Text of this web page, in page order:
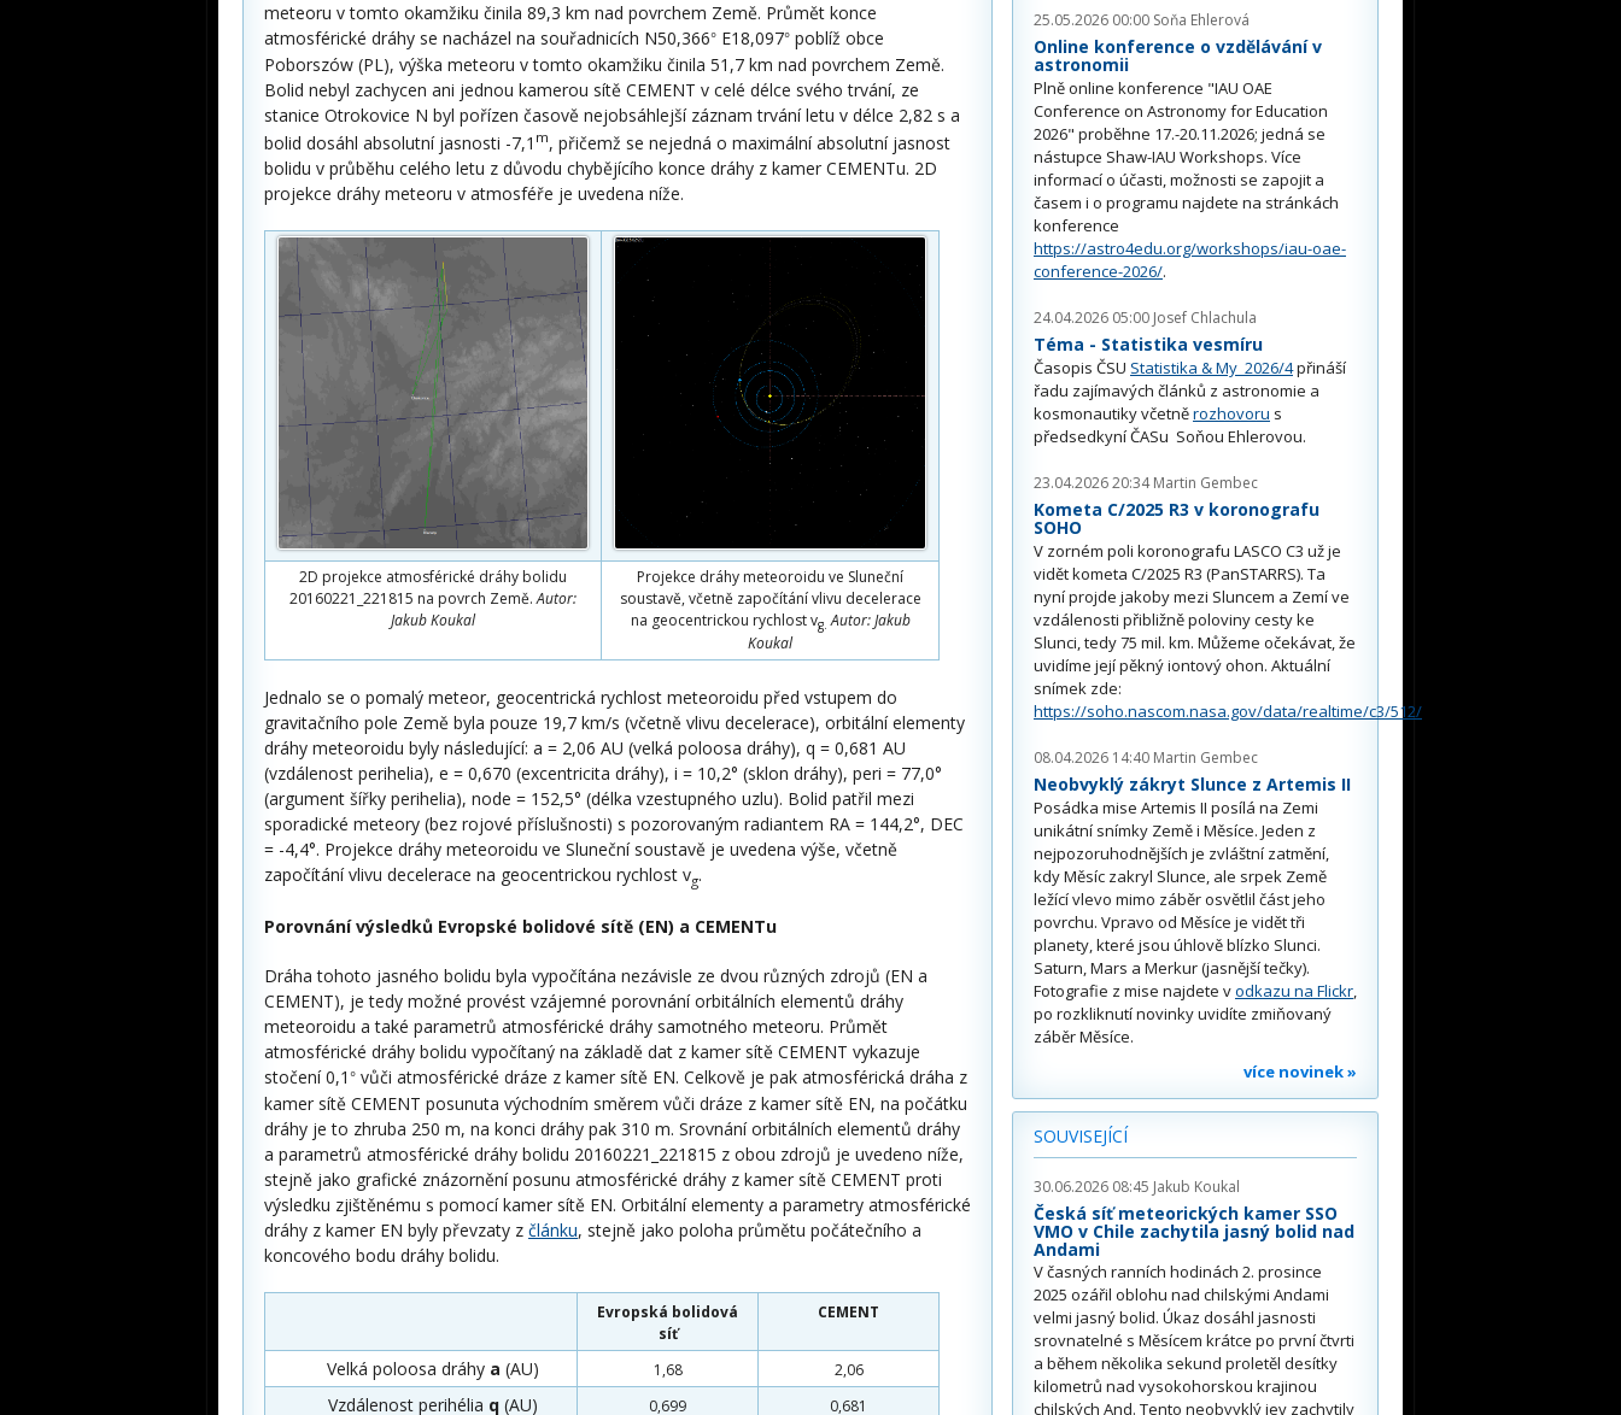
meteoru v tomto okamžiku činila 89,3 km nad povrchem Země. Průmět konce
atmosférické dráhy se nacházel na souřadnicích N50,366° E18,097° poblíž obce
Poborszów (PL), výška meteoru v tomto okamžiku činila 51,7 km nad povrchem Země.
Bolid nebyl zachycen ani jednou kamerou sítě CEMENT v celé délce svého trvání, ze
stanice Otrokovice N byl pořízen časově nejobsáhlejší záznam trvání letu v délce 2,82 s a
bolid dosáhl absolutní jasnosti -7,1 m, přičemž se nejedná o maximální absolutní jasnost
bolidu v průběhu celého letu z důvodu chybějícího konce dráhy z kamer CEMENTu. 2D
projekce dráhy meteoru v atmosféře je uvedena níže.
2D projekce atmosférické dráhy bolidu
20160221_221815 na povrch Země.Autor:
Jakub Koukal
Projekce dráhy meteoroidu ve Sluneční
soustavě, včetně započítání vlivu decelerace
na geocentrickou rychlost vg.Autor: Jakub
Koukal
Jednalo se o pomalý meteor, geocentrická rychlost meteoroidu před vstupem do
gravitačního pole Země byla pouze 19,7 km/s (včetně vlivu decelerace), orbitální elementy
dráhy meteoroidu byly následující: a = 2,06 AU (velká poloosa dráhy), q = 0,681 AU
(vzdálenost perihelia), e = 0,670 (excentricita dráhy), i = 10,2° (sklon dráhy), peri = 77,0°
(argument šířky perihelia), node = 152,5° (délka vzestupného uzlu). Bolid patřil mezi
sporadické meteory (bez rojové příslušnosti) s pozorovaným radiantem RA = 144,2°, DEC
= -4,4°. Projekce dráhy meteoroidu ve Sluneční soustavě je uvedena výše, včetně
započítání vlivu decelerace na geocentrickou rychlost vg.
Porovnání výsledků Evropské bolidové sítě (EN) a CEMENTu
Dráha tohoto jasného bolidu byla vypočítána nezávisle ze dvou různých zdrojů (EN a
CEMENT), je tedy možné provést vzájemné porovnání orbitálních elementů dráhy
meteoroidu a také parametrů atmosférické dráhy samotného meteoru. Průmět
atmosférické dráhy bolidu vypočítaný na základě dat z kamer sítě CEMENT vykazuje
stočení 0,1 ° vůči atmosférické dráze z kamer sítě EN. Celkově je pak atmosférická dráha z
kamer sítě CEMENT posunuta východním směrem vůči dráze z kamer sítě EN, na počátku
dráhy je to zhruba 250 m, na konci dráhy pak 310 m. Srovnání orbitálních elementů dráhy
a parametrů atmosférické dráhy bolidu 20160221_221815 z obou zdrojů je uvedeno níže,
stejně jako grafické znázornění posunu atmosférické dráhy z kamer sítě CEMENT proti
výsledku zjištěnému s pomocí kamer sítě EN. Orbitální elementy a parametry atmosférické
dráhy z kamer EN byly převzaty z článku, stejně jako poloha průmětu počátečního a
koncového bodu dráhy bolidu.
Evropská bolidová
síť
CEMENT
Velká poloosa dráhy a (AU) 1,68 2,06
Vzdálenost perihélia q (AU) 0,699 0,681
25.05.2026 00:00 Soňa Ehlerová
Online konference o vzdělávání v
astronomii
Plně online konference "IAU OAE
Conference on Astronomy for Education
2026" proběhne 17.-20.11.2026; jedná se
nástupce Shaw-IAU Workshops. Více
informací o účasti, možnosti se zapojit a
časem i o programu najdete na stránkách
konference
https://astro4edu.org/workshops/iau-oae-
conference-2026/.
24.04.2026 05:00 Josef Chlachula
Téma - Statistika vesmíru
Časopis ČSU Statistika & My 2026/4přináší
řadu zajímavých článků z astronomie a
kosmonautiky včetněrozhovoru s
předsedkyní ČASu Soňou Ehlerovou.
23.04.2026 20:34 Martin Gembec
Kometa C/2025 R3 v koronografu
SOHO
V zorném poli koronografu LASCO C3 už je
vidět kometa C/2025 R3 (PanSTARRS). Ta
nyní projde jakoby mezi Sluncem a Zemí ve
vzdálenosti přibližně poloviny cesty ke
Slunci, tedy 75 mil. km. Můžeme očekávat, že
uvidíme její pěkný iontový ohon. Aktuální
snímek zde:
https://soho.nascom.nasa.gov/data/realtime/c3/512/
08.04.2026 14:40 Martin Gembec
Neobvyklý zákryt Slunce z Artemis II
Posádka mise Artemis II posílá na Zemi
unikátní snímky Země i Měsíce. Jeden z
nejpozoruhodnějších je zvláštní zatmění,
kdy Měsíc zakryl Slunce, ale srpek Země
ležící vlevo mimo záběr osvětlil část jeho
povrchu. Vpravo od Měsíce je vidět tři
planety, které jsou úhlově blízko Slunci.
Saturn, Mars a Merkur (jasnější tečky).
Fotografie z mise najdete vodkazu na Flickr,
po rozkliknutí novinky uvidíte zmiňovaný
záběr Měsíce.
více novinek »
SOUVISEJÍCÍ
30.06.2026 08:45 Jakub Koukal
Česká síť meteorických kamer SSO
VMO v Chile zachytila jasný bolid nad
Andami
V časných ranních hodinách 2. prosince
2025 ozářil oblohu nad chilskými Andami
velmi jasný bolid. Úkaz dosáhl jasnosti
srovnatelné s Měsícem krátce po první čtvrti
a během několika sekund proletěl desítky
kilometrů nad vysokohorskou krajinou
chilských And. Tento neobvyklý jev zachytily